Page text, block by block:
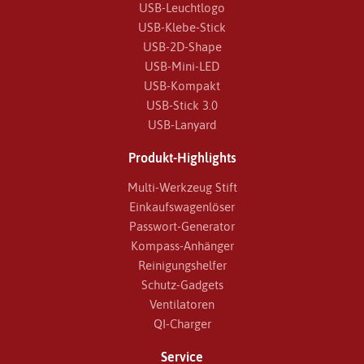
Absolut super...der Digitaldruck war
ausgezeichnet....trotz kleinerer Werbefläche als
die USB-Visitenkarte-Standard sind wir mit dem
Ergenbnis sehr zufrieden. 4 Sterne gibt es nur
wegen der kleineren Druckfläche...Ansonste
Service und Beratung und Produkt TOP.
USB-Leuchtlogo
USB-Klebe-Stick
USB-2D-Shape
USB-Mini-LED
USB-Kompakt
USB-Stick 3.0
USB-Lanyard
Produkt-Highlights
Multi-Werkzeug Stift
Einkaufswagenlöser
Passwort-Generator
Kompass-Anhänger
Reinigungshelfer
Schutz-Gadgets
Ventilatoren
QI-Charger
Service